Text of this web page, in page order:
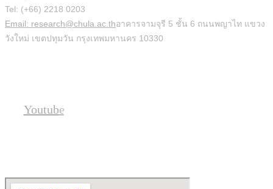
Tel: (+66) 2218 0203
Email: research@chula.ac.thอาคารจามจุรี 5 ชั้น 6 ถนนพญาไท แขวง
วังใหม่ เขตปทุมวัน กรุงเทพมหานคร 10330
Youtube